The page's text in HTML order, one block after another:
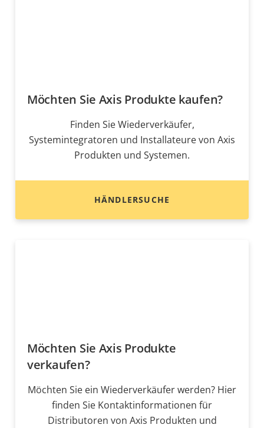
Möchten Sie Axis Produkte kaufen?
Finden Sie Wiederverkäufer,
Systemintegratoren und Installateure von Axis
Produkten und Systemen.
HÄNDLERSUCHE
Möchten Sie Axis Produkte
verkaufen?
Möchten Sie ein Wiederverkäufer werden? Hier
finden Sie Kontaktinformationen für
Distributoren von Axis Produkten und